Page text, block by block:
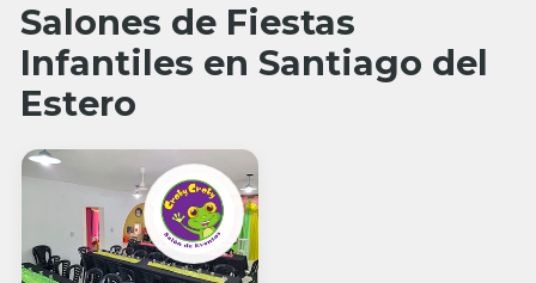
Salones de Fiestas
Infantiles en Santiago del
Estero